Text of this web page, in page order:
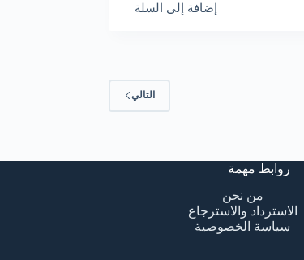
إضافة إلى السلة
التالي
روابط مهمة
من نحن
الاسترداد والاسترجاع
سياسة الخصوصية